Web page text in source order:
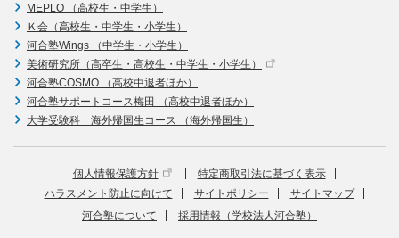
MEPLO （高校生・中学生）
Ｋ会（高校生・中学生・小学生）
河合塾Wings （中学生・小学生）
美術研究所（高卒生・高校生・中学生・小学生）
河合塾COSMO （高校中退者ほか）
河合塾サポートコース梅田 （高校中退者ほか）
大学受験科 海外帰国生コース （海外帰国生）
個人情報保護方針
特定商取引法に基づく表示
ハラスメント防止に向けて
サイトポリシー
サイトマップ
河合塾について
採用情報（学校法人河合塾）